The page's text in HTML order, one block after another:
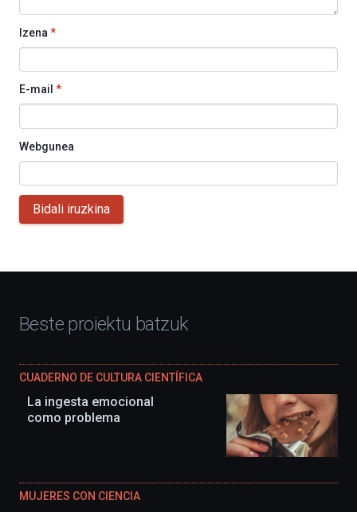
Izena *
E-mail *
Webgunea
Bidali iruzkina
Beste proiektu batzuk
CUADERNO DE CULTURA CIENTÍFICA
La ingesta emocional
como problema
MUJERES CON CIENCIA